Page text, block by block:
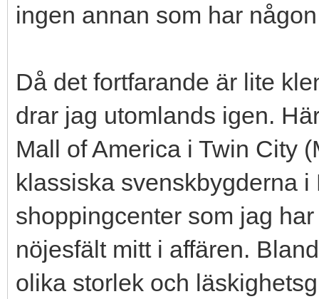
ingen annan som har
Då det fortfarande är lite
drar jag utomlands igen.
Mall of America i Twin City
klassiska svenskbygderna
shoppingcenter som jag
nöjesfält mitt i affären.
olika storlek och